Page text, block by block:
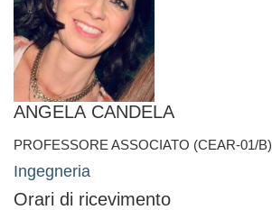
ANGELA CANDELA
PROFESSORE ASSOCIATO (CEAR-01/B)
Ingegneria
Orari di ricevimento